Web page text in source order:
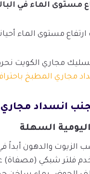
مستوى الماء في
مستوى الماء
تسليك مجاري الكويت
مجاري المطبخ
انسداد مجاري
السهلة
الزيوت والدهون
فلتر شبكي (مصفاة)